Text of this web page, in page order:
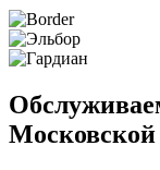
Московской